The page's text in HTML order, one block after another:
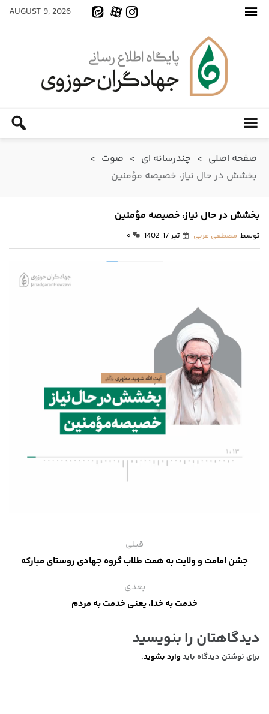
AUGUST 9, 2026
صفحه اصلی > چندرسانه ای > صوت >
بخشش در حال نیاز، خصیصه مؤمنین
بخشش در حال نیاز، خصیصه مؤمنین
توسط مصطفی عربی تیر 17, 1402 ۰
قبلی
جشن امامت و ولایت به همت طلاب گروه جهادی روستای مبارکه
بعدی
خدمت به خدا، یعنی خدمت به مردم
دیدگاهتان را بنویسید
برای نوشتن دیدگاه باید وارد بشوید.